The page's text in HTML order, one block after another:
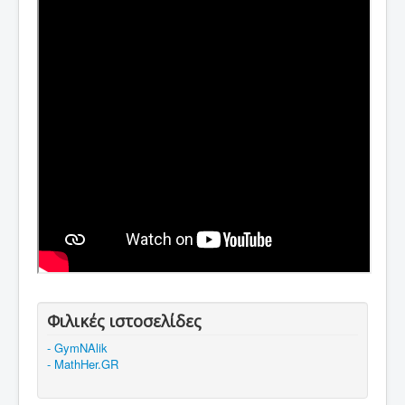
Φιλικές ιστοσελίδες
- GymNAlik
- MathHer.GR